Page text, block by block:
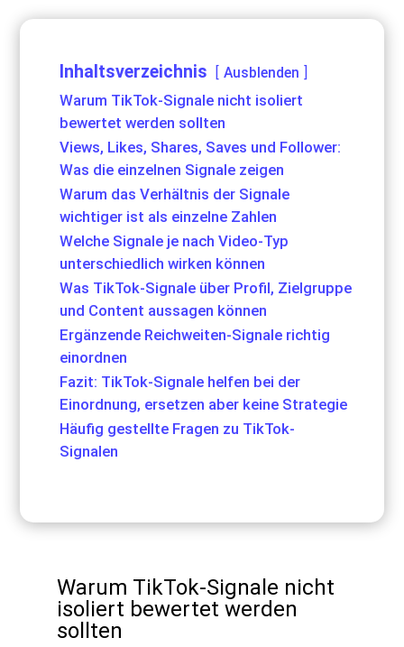
Inhaltsverzeichnis Ausblenden
Warum TikTok-Signale nicht isoliert
bewertet werden sollten
Views, Likes, Shares, Saves und Follower:
Was die einzelnen Signale zeigen
Warum das Verhältnis der Signale
wichtiger ist als einzelne Zahlen
Welche Signale je nach Video-Typ
unterschiedlich wirken können
Was TikTok-Signale über Profil, Zielgruppe
und Content aussagen können
Ergänzende Reichweiten-Signale richtig
einordnen
Fazit: TikTok-Signale helfen bei der
Einordnung, ersetzen aber keine Strategie
Häufig gestellte Fragen zu TikTok-
Signalen
Warum TikTok-Signale nicht
isoliert bewertet werden
sollten